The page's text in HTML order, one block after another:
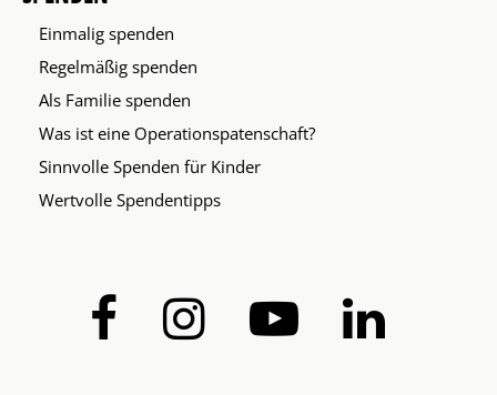
Einmalig spenden
Regelmäßig spenden
Als Familie spenden
Was ist eine Operationspatenschaft?
Sinnvolle Spenden für Kinder
Wertvolle Spendentipps